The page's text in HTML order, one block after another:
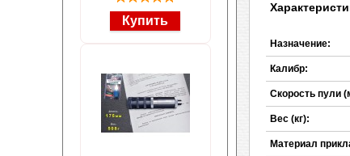
Назначение:
Калибр:
Скорость пули
Вес (кг):
Материал